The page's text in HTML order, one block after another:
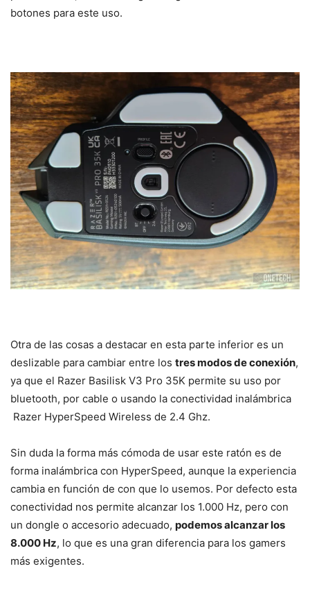
botones para este uso.
Otra de las cosas a destacar en esta parte inferior es un
deslizable para cambiar entre los tres modos de conexión,
ya que el Razer Basilisk V3 Pro 35K permite su uso por
bluetooth, por cable o usando la conectividad inalámbrica
Razer HyperSpeed Wireless de 2.4 Ghz.
Sin duda la forma más cómoda de usar este ratón es de
forma inalámbrica con HyperSpeed, aunque la experiencia
cambia en función de con que lo usemos. Por defecto esta
conectividad nos permite alcanzar los 1.000 Hz, pero con
un dongle o accesorio adecuado, podemos alcanzar los
8.000 Hz, lo que es una gran diferencia para los gamers
más exigentes.